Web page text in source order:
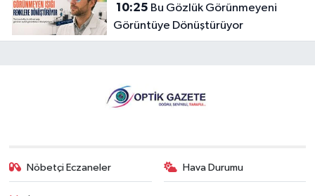
10:25
Görüntüye Dönüştürüyor
Nöbetçi Eczaneler Hava Durumu